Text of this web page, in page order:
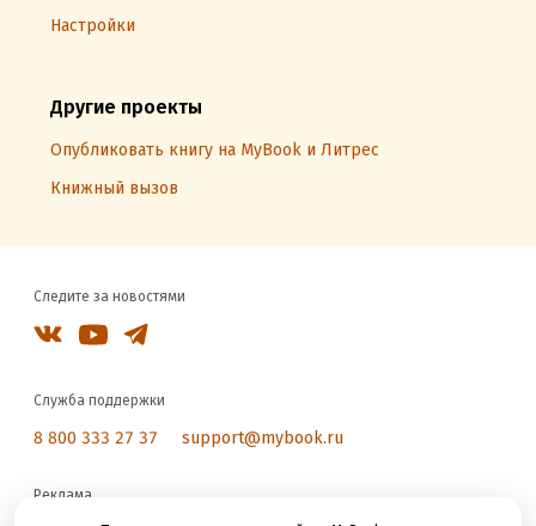
Настройки
Другие проекты
Опубликовать книгу на MyBook и Литрес
Книжный вызов
Следите за новостями
Служба поддержки
8 800 333 27 37 support@mybook.ru
Реклама